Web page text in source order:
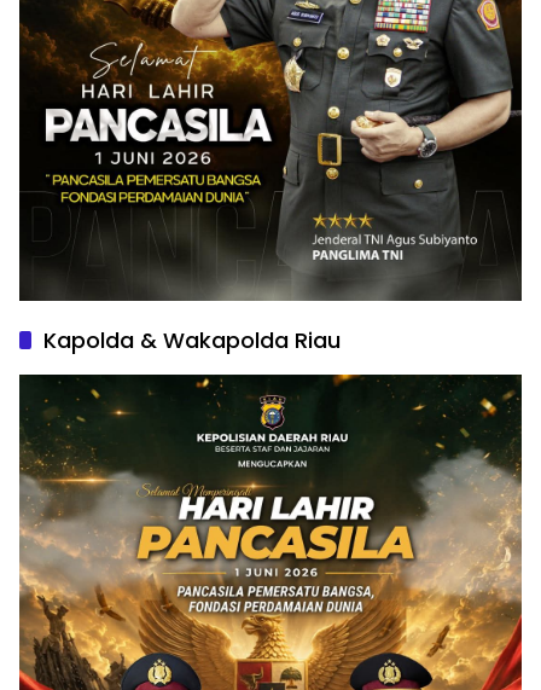
Kapolda & Wakapolda Riau